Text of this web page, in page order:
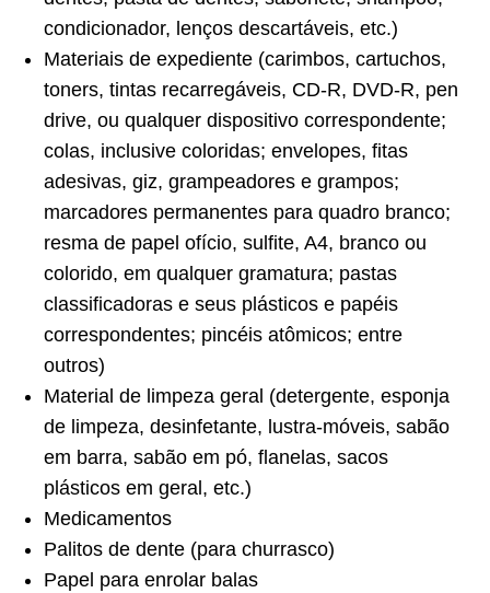
condicionador, lenços descartáveis, etc.)
Materiais de expediente (carimbos, cartuchos,
toners, tintas recarregáveis, CD-R, DVD-R, pen
drive, ou qualquer dispositivo correspondente;
colas, inclusive coloridas; envelopes, fitas
adesivas, giz, grampeadores e grampos;
marcadores permanentes para quadro branco;
resma de papel ofício, sulfite, A4, branco ou
colorido, em qualquer gramatura; pastas
classificadoras e seus plásticos e papéis
correspondentes; pincéis atômicos; entre
outros)
Material de limpeza geral (detergente, esponja
de limpeza, desinfetante, lustra-móveis, sabão
em barra, sabão em pó, flanelas, sacos
plásticos em geral, etc.)
Medicamentos
Palitos de dente (para churrasco)
Papel para enrolar balas